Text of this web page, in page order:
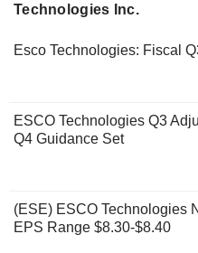
Technologies Inc.
Esco Technologies: Fiscal
ESCO Technologies Q3
Q4 Guidance Set
(ESE) ESCO Technologies
EPS Range $8.30-$8.40